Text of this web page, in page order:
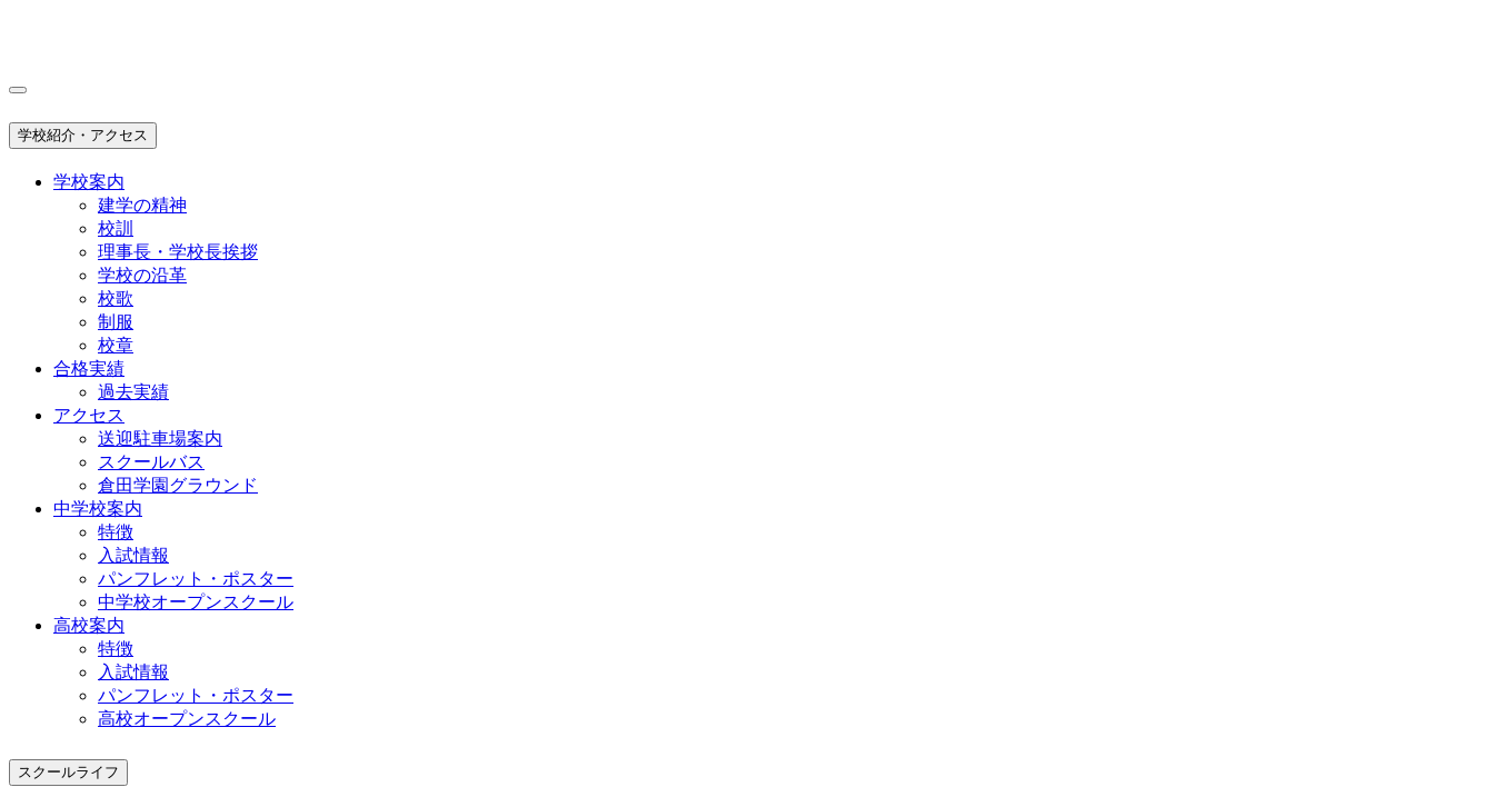
学校紹介・アクセス
学校案内
建学の精神
校訓
理事長・学校長挨拶
学校の沿革
校歌
制服
校章
合格実績
過去実績
アクセス
送迎駐車場案内
スクールバス
倉田学園グラウンド
中学校案内
特徴
入試情報
パンフレット・ポスター
中学校オープンスクール
高校案内
特徴
入試情報
パンフレット・ポスター
高校オープンスクール
スクールライフ